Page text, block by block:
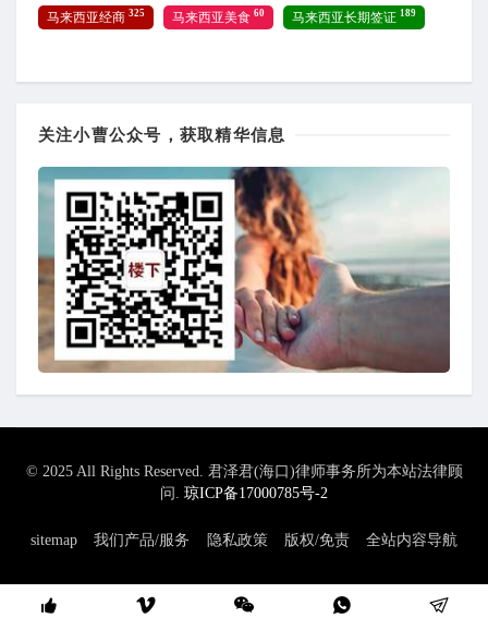
马来西亚经商 325 马来西亚美食 60 马来西亚长期签证 189
关注小曹公众号，获取精华信息
© 2025 All Rights Reserved. 君泽君(海口)律师事务所为本站法律顾
问. 琼ICP备17000785号-2
sitemap 我们产品/服务 隐私政策 版权/免责 全站内容导航